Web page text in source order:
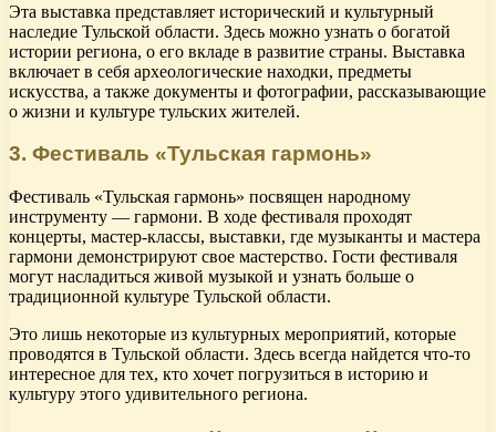
Эта выставка представляет исторический и культурный
наследие Тульской области. Здесь можно узнать о богатой
истории региона, о его вкладе в развитие страны. Выставка
включает в себя археологические находки, предметы
искусства, а также документы и фотографии, рассказывающие
о жизни и культуре тульских жителей.
3. Фестиваль «Тульская гармонь»
Фестиваль «Тульская гармонь» посвящен народному
инструменту — гармони. В ходе фестиваля проходят
концерты, мастер-классы, выставки, где музыканты и мастера
гармони демонстрируют свое мастерство. Гости фестиваля
могут насладиться живой музыкой и узнать больше о
традиционной культуре Тульской области.
Это лишь некоторые из культурных мероприятий, которые
проводятся в Тульской области. Здесь всегда найдется что-то
интересное для тех, кто хочет погрузиться в историю и
культуру этого удивительного региона.